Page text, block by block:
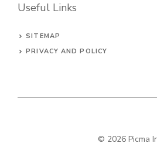
Useful Links
SITEMAP
PRIVACY AND POLICY
© 2026 Picma